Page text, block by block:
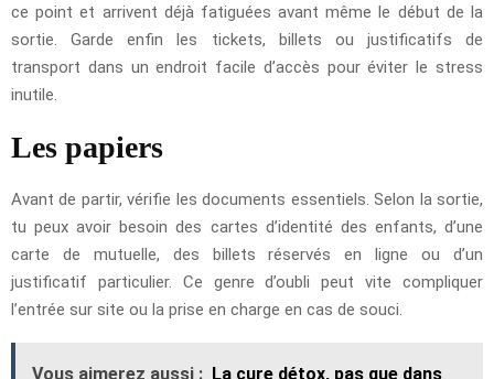
ce point et arrivent déjà fatiguées avant même le début de la
sortie. Garde enfin les tickets, billets ou justificatifs de
transport dans un endroit facile d’accès pour éviter le stress
inutile.
Les papiers
Avant de partir, vérifie les documents essentiels. Selon la sortie,
tu peux avoir besoin des cartes d’identité des enfants, d’une
carte de mutuelle, des billets réservés en ligne ou d’un
justificatif particulier. Ce genre d’oubli peut vite compliquer
l’entrée sur site ou la prise en charge en cas de souci.
Vous aimerez aussi : La cure détox, pas que dans